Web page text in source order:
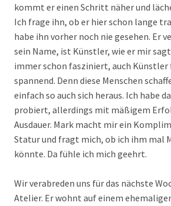
kommt er einen Schritt näher und
Ich frage ihn, ob er hier schon lange
habe ihn vorher noch nie gesehen. Er
sein Name, ist Künstler, wie er mir
immer schon fasziniert, auch Künstler
spannend. Denn diese Menschen
einfach so auch sich heraus. Ich habe
probiert, allerdings mit mäßigem
Ausdauer. Mark macht mir ein
Statur und fragt mich, ob ich ihm mal
könnte. Da fühle ich mich geehrt.
Wir verabreden uns für das nächste
Atelier. Er wohnt auf einem